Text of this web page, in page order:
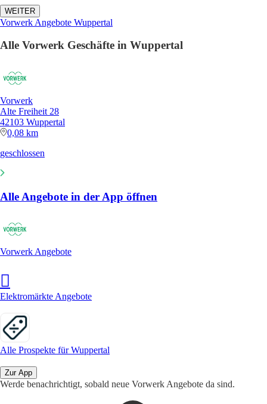
WEITER
Vorwerk Angebote Wuppertal
Alle Vorwerk Geschäfte in Wuppertal
Vorwerk
Alte Freiheit 28
42103 Wuppertal
0,08 km
geschlossen
Alle Angebote in der App öffnen
Vorwerk Angebote
Elektromärkte Angebote
Alle Prospekte für Wuppertal
Zur App
Werde benachrichtigt, sobald neue Vorwerk Angebote da sind.